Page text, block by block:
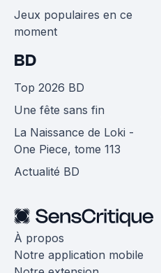
Jeux populaires en ce
moment
BD
Top 2026 BD
Une fête sans fin
La Naissance de Loki -
One Piece, tome 113
Actualité BD
À propos
Notre application mobile